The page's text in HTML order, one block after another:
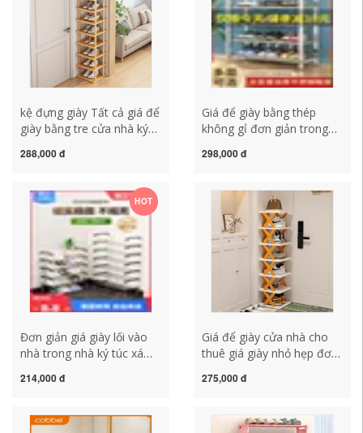
kệ đựng giày Tất cả giá để
giày bằng tre cửa nhà ký
hiện vật lưu trữ tiết kiệm
đặt tủ giày nhỏ nhiều tầng
kệ giày đẹp kệ giay
288,000 đ
Giá để giày bằng thép
không gỉ đơn giản trong
ký túc xá giá giày cho thuê
không gian kệ để giày gỗ
ke giay dep
298,000 đ
HOT
Đơn giản giá giày lối vào
nhà trong nhà ký túc xá
hiện vật tiết kiệm không
hẹp kệ để giầy thông minh
214,000 đ
Giá để giày cửa nhà cho
thuê giá giày nhỏ hẹp đơn
tầng tiết kiệm diện tích
nhựa để giày dép
275,000 đ